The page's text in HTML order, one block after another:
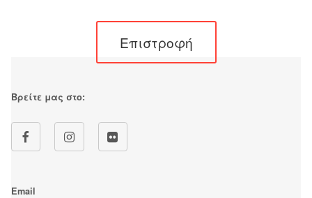
Επιστροφή
Email
Βρείτε μας στο: